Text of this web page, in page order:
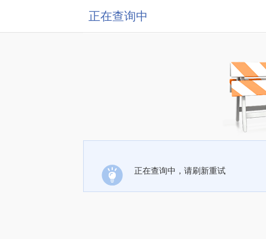
正在查询中
正在查询中，请刷新重试